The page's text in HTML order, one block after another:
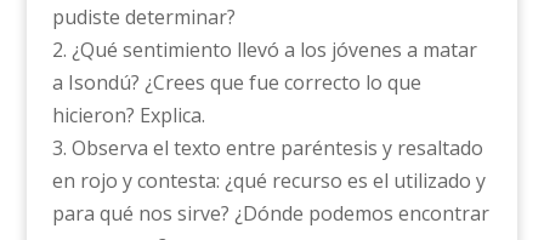
pudiste determinar?
2. ¿Qué sentimiento llevó a los jóvenes a matar
a Isondú? ¿Crees que fue correcto lo que
hicieron? Explica.
3. Observa el texto entre paréntesis y resaltado
en rojo y contesta: ¿qué recurso es el utilizado y
para qué nos sirve? ¿Dónde podemos encontrar